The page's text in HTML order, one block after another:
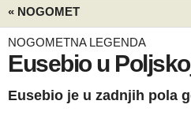
« NOGOMET
NOGOMETNA LEGENDA
Eusebio u
Eusebio je u zadnjih pola